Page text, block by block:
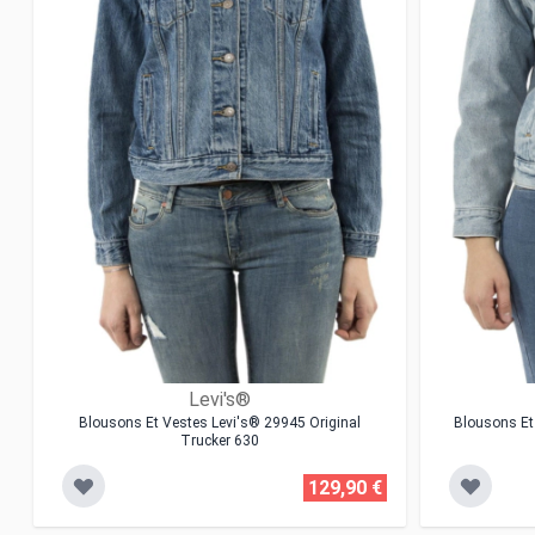
Levi's®
Blousons Et Vestes Levi's® 29945 Original
Trucker 630
129,90 €
Blousons